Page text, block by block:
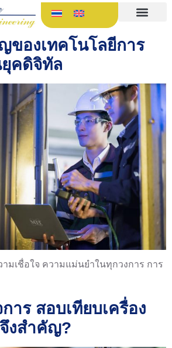
ของเทคโนโลยีการ
คดิจิทัล
ามเชื่อใจ ความแม่นยำในทุกวงการ การ
าร สอบเทียบเครื่อง
งสำคัญ?